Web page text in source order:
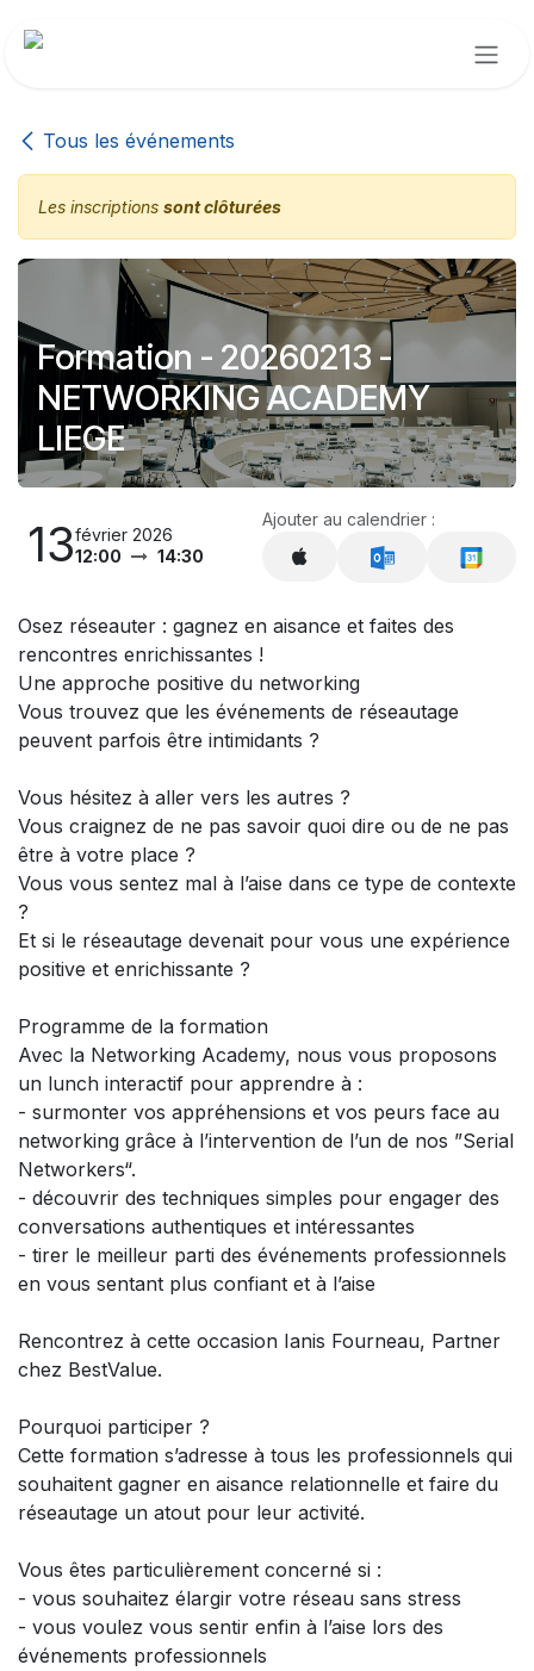
Tous les événements
Les inscriptions sont clôturées
Formation - 20260213 -
NETWORKING ACADEMY
LIEGE
13février 2026
12:00
14:30
Ajouter au calendrier :
Osez réseauter : gagnez en aisance et faites des
rencontres enrichissantes !
Une approche positive du networking
Vous trouvez que les événements de réseautage
peuvent parfois être intimidants ?
Vous hésitez à aller vers les autres ?
Vous craignez de ne pas savoir quoi dire ou de ne pas
être à votre place ?
Vous vous sentez mal à l’aise dans ce type de contexte
?
Et si le réseautage devenait pour vous une expérience
positive et enrichissante ?
Programme de la formation
Avec la Networking Academy, nous vous proposons
un lunch interactif pour apprendre à :
- surmonter vos appréhensions et vos peurs face au
networking grâce à l’intervention de l’un de nos ”Serial
Networkers“.
- découvrir des techniques simples pour engager des
conversations authentiques et intéressantes
- tirer le meilleur parti des événements professionnels
en vous sentant plus confiant et à l’aise
Rencontrez à cette occasion Ianis Fourneau, Partner
chez BestValue.
Pourquoi participer ?
Cette formation s’adresse à tous les professionnels qui
souhaitent gagner en aisance relationnelle et faire du
réseautage un atout pour leur activité.
Vous êtes particulièrement concerné si :
- vous souhaitez élargir votre réseau sans stress
- vous voulez vous sentir enfin à l’aise lors des
événements professionnels